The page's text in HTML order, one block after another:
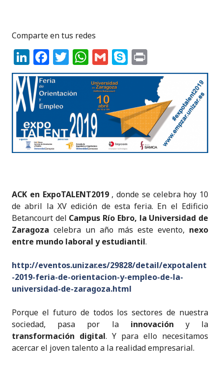
Comparte en tus redes
Li
n
k
e
dI
n
F
a
c
e
b
o
o
T
w
it
r
W
h
a
ts
A
p
p
G
m
ai
l
S
k
p
e
ri
n
t
ACK en ExpoTALENT2019 , donde se celebra hoy 10
de abril la XV edición de esta feria. En el Edificio
Betancourt del Campus Río Ebro, la Universidad de
Zaragoza celebra un año más este evento, nexo
entre mundo laboral y estudiantil.
http://eventos.unizar.es/29828/detail/expotalent
-2019-feria-de-orientacion-y-empleo-de-la-
universidad-de-zaragoza.html
Porque el futuro de todos los sectores de nuestra
sociedad, pasa por la innovación y la
transformación digital. Y para ello necesitamos
acercar el joven talento a la realidad empresarial.